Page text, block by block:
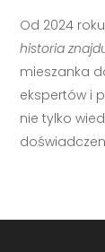
Od 2024
historia
mieszanka
ekspertów i
nie tylko